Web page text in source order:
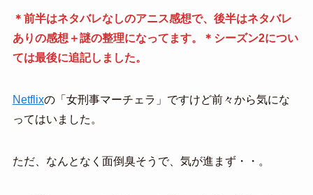
＊前半はネタバレなしのアニス感想で、後半はネタバレ
ありの感想＋謎の整理になってます。
＊シーズン2につい
ては最後に追記しました。
Netflixの「女刑事マーチェラ」ですけど前々から気にな
ってはいました。
ただ、なんとなく面倒臭そうで、気が進まず・・。